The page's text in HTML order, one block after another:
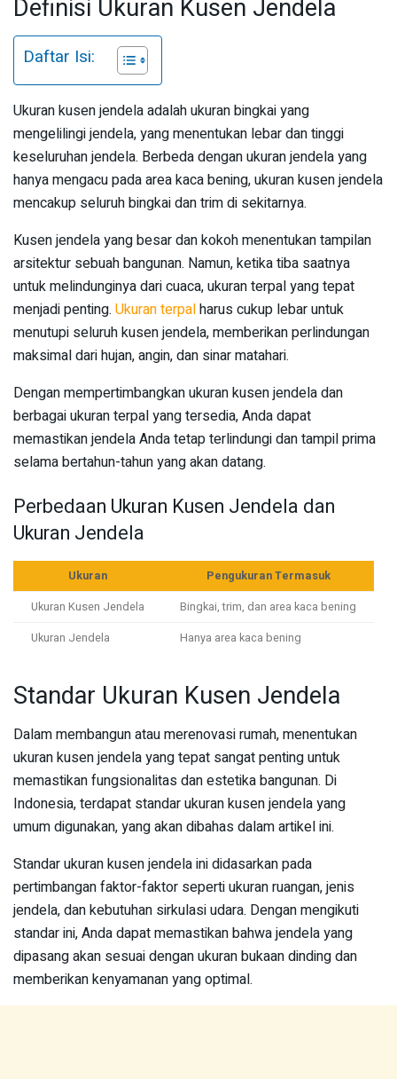
Definisi Ukuran Kusen Jendela
Daftar Isi:
Ukuran kusen jendela adalah ukuran bingkai yang
mengelilingi jendela, yang menentukan lebar dan tinggi
keseluruhan jendela. Berbeda dengan ukuran jendela yang
hanya mengacu pada area kaca bening, ukuran kusen jendela
mencakup seluruh bingkai dan trim di sekitarnya.
Kusen jendela yang besar dan kokoh menentukan tampilan
arsitektur sebuah bangunan. Namun, ketika tiba saatnya
untuk melindunginya dari cuaca, ukuran terpal yang tepat
menjadi penting. Ukuran terpalharus cukup lebar untuk
menutupi seluruh kusen jendela, memberikan perlindungan
maksimal dari hujan, angin, dan sinar matahari.
Dengan mempertimbangkan ukuran kusen jendela dan
berbagai ukuran terpal yang tersedia, Anda dapat
memastikan jendela Anda tetap terlindungi dan tampil prima
selama bertahun-tahun yang akan datang.
Perbedaan Ukuran Kusen Jendela dan
Ukuran Jendela
Ukuran
Pengukuran Termasuk
Ukuran Kusen Jendela
Bingkai, trim, dan area kaca bening
Ukuran Jendela
Hanya area kaca bening
Standar Ukuran Kusen Jendela
Dalam membangun atau merenovasi rumah, menentukan
ukuran kusen jendela yang tepat sangat penting untuk
memastikan fungsionalitas dan estetika bangunan. Di
Indonesia, terdapat standar ukuran kusen jendela yang
umum digunakan, yang akan dibahas dalam artikel ini.
Standar ukuran kusen jendela ini didasarkan pada
pertimbangan faktor-faktor seperti ukuran ruangan, jenis
jendela, dan kebutuhan sirkulasi udara. Dengan mengikuti
standar ini, Anda dapat memastikan bahwa jendela yang
dipasang akan sesuai dengan ukuran bukaan dinding dan
memberikan kenyamanan yang optimal.